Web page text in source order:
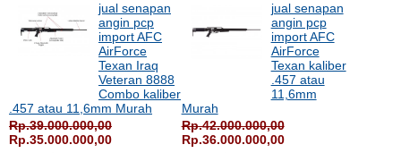
jual senapan
angin pcp
import AFC
AirForce
Texan Iraq
Veteran 8888
Combo kaliber
.457 atau 11,6mm Murah
Rp.39.000.000,00
Rp.35.000.000,00
jual senapan
angin pcp
import AFC
AirForce
Texan kaliber
.457 atau
11,6mm
Murah
Rp.42.000.000,00
Rp.36.000.000,00